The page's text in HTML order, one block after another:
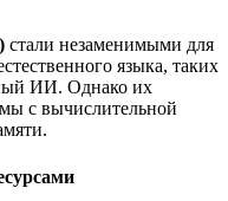
стали незаменимыми для
языка, таких
ИИ. Однако их
с вычислительной